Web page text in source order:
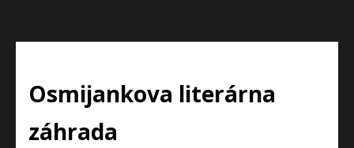
Osmijankova literárna
záhrada